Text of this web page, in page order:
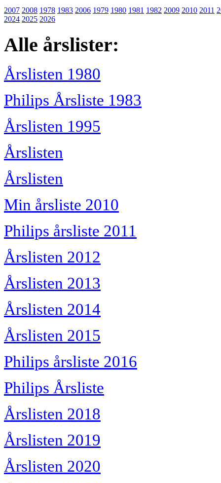
2007 2008 1978 1983 2006 1979 1980 1981 1982 2009 2010 2011
2024 2025 2026
Alle årslister:
Årslisten 1980
Philips Årsliste 1983
Årslisten 1995
Årslisten
Årslisten
Min årsliste 2010
Philips årsliste 2011
Årslisten 2012
Årslisten 2013
Årslisten 2014
Årslisten 2015
Philips årsliste 2016
Philips Årsliste
Årslisten 2018
Årslisten 2019
Årslisten 2020